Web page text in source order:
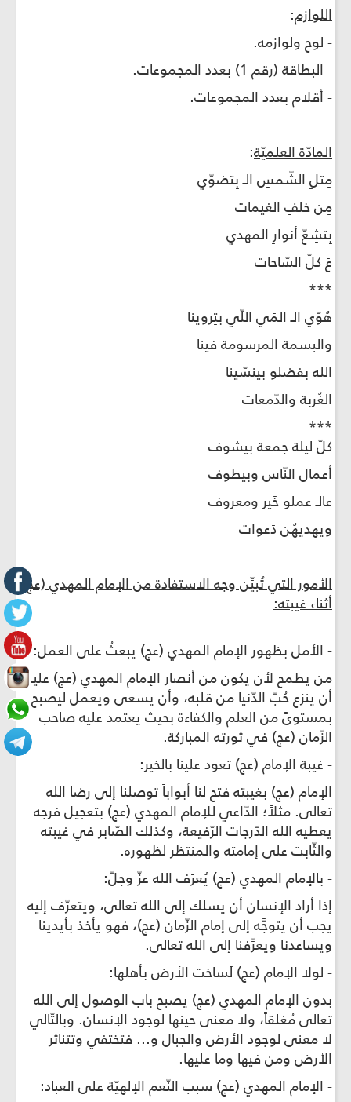
اللوازم:
- لوح ولوازمه.
- البطاقة (رقم 1) بعدد المجموعات.
- أقلام بعدد المجموعات.
المادّة العلميّة:
مِتلِ الشّمسِ الـ بِتضوّي
مِن خلفِ الغيمات
بِتشِعّ أنوارِ المهدي
عَ كلِّ السّاحات
***
هُوّي الـ المَي اللّي بتِروينا
والبَسمة المَرسومة فينا
الله بفضلو بينَسّينا
الغُربة والدّمعات
***
كِلّ ليلة جمعة بيشوف
أعمالِ النّاس وبيطوف
عَالـ عِملو خَير ومعروف
ويِهديهُن دَعوات
الأمور التي تُبيِّن وجه الاستفادة من الإمام المهدي (عج)
أثناء غيبته:
- الأمل بظهور الإمام المهدي (عج) يبعثُ على العمل:
من يطمح لأن يكون من أنصار الإمام المهدي (عج) عليه
أن ينزع حُبَّ الدّنيا من قلبه، وأن يسعى ويعمل ليصبح
بمستوىً من العلم والكفاءة بحيث يعتمد عليه صاحب
الزّمان (عج) في ثورته المباركة.
- غيبة الإمام (عج) تعود علينا بالخير:
الإمام (عج) بغيبته فتح لنا أبواباً توصلنا إلى رضا الله
تعالى. مثلاً؛ الدّاعي للإمام المهدي (عج) بتعجيل فرجه
يعطيه الله الدّرجات الرّفيعة، وكذلك الصّابر في غيبته
والثّابت على إمامته والمنتظر لظهوره.
- بالإمام المهدي (عج) يُعرَف الله عزَّ وجلّ:
إذا أراد الإنسان أن يسلك إلى الله تعالى، ويتعرَّف إليه
يجب أن يتوجَّه إلى إمام الزّمان (عج)، فهو يأخذ بأيدينا
ويساعدنا ويعرِّفنا إلى الله تعالى.
- لولا الإمام (عج) لَساخت الأرض بأهلها:
بدون الإمام المهدي (عج) يصبح باب الوصول إلى الله
تعالى مُغلقاً، ولا معنى حينها لوجود الإنسان. وبالتّالي
لا معنى لوجود الأرض والجبال و... فتختفي وتتناثر
الأرض ومن فيها وما عليها.
- الإمام المهدي (عج) سبب النّعم الإلهيّة على العباد: